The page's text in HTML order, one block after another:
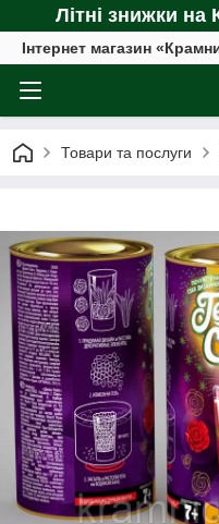
Літні знижки
Інтернет магазин
Товари та послуги